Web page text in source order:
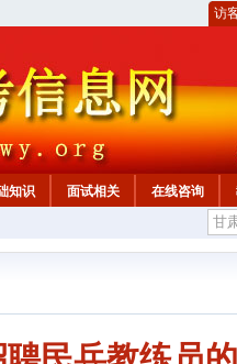
访
知识 面试相关 在线咨询